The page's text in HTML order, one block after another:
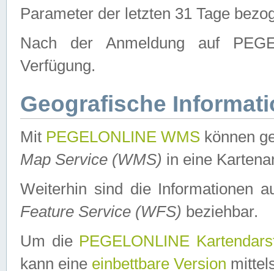
Parameter der letzten 31 Tage
Nach der Anmeldung auf
Verfügung.
Geografische
Mit PEGELONLINE WMS können
Map Service (WMS) in eine
Weiterhin sind die Informationen
Feature Service (WFS) beziehbar.
Um die PEGELONLINE
kann eine einbettbare Version